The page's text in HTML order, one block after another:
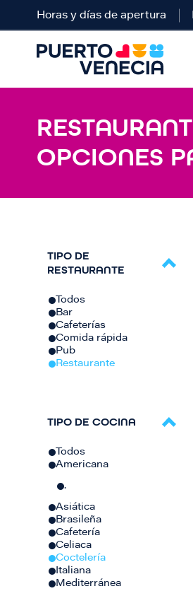
Horas y días de apertura
OPCIONES
TIPO DE
RESTAURANTE
Todos
Bar
Cafeterías
Comida rápida
Pub
Restaurante
TIPO DE COCINA
Todos
Americana
.
Asiática
Brasileña
Cafetería
Celiaca
Coctelería
Italiana
Mediterránea